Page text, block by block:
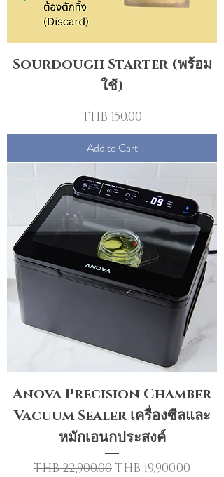
Sourdough Starter (พร้อม
ใช้)
Price
THB 150.00
Add to Cart
Anova Precision Chamber
Vacuum Sealer เครื่องซีลและ
หมักเอนกประสงค์
Regular Price
THB 22,900.00Sale Price
THB 19,900.00